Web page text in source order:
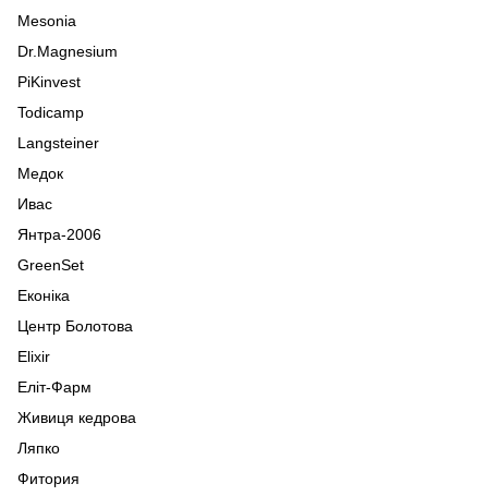
Mesonia
Dr.Magnesium
PiKinvest
Todicamp
Langsteiner
Медок
Ивас
Янтра-2006
GreenSet
Еконіка
Центр Болотова
Elixir
Еліт-Фарм
Живиця кедрова
Ляпко
Фитория